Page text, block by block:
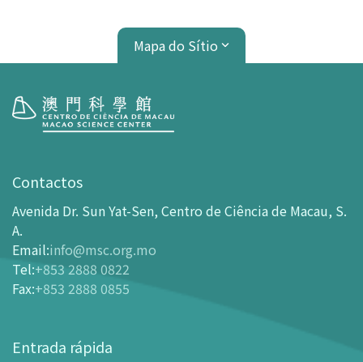
Mapa do Sítio
Horário de Funcionamento
Como chegar ao MSC
Bilheteira
- Comprar Ingressos On-line
- Ingressos e Tabela de Descontos
- Planta de localização
Contactos
Avenida Dr. Sun Yat-Sen, Centro de Ciência de Macau, S.
A.
Email:info@msc.org.mo
Tel:+853 2888 0822
Fax:+853 2888 0855
Entrada rápida